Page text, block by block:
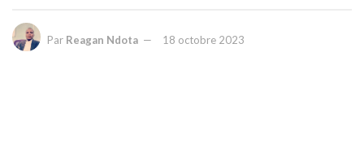
Par Reagan Ndota 18 octobre 2023